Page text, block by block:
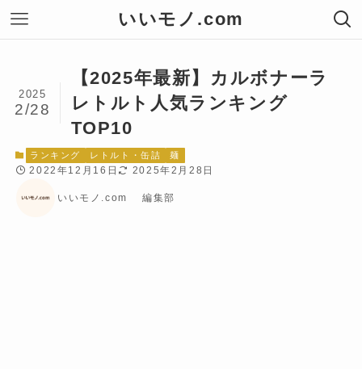
いいモノ.com
【2025年最新】カルボナーラ
レトルト人気ランキング
TOP10
2025
2/28
ランキング レトルト・缶詰 麺
2022年12月16日 2025年2月28日
いいモノ.com 編集部